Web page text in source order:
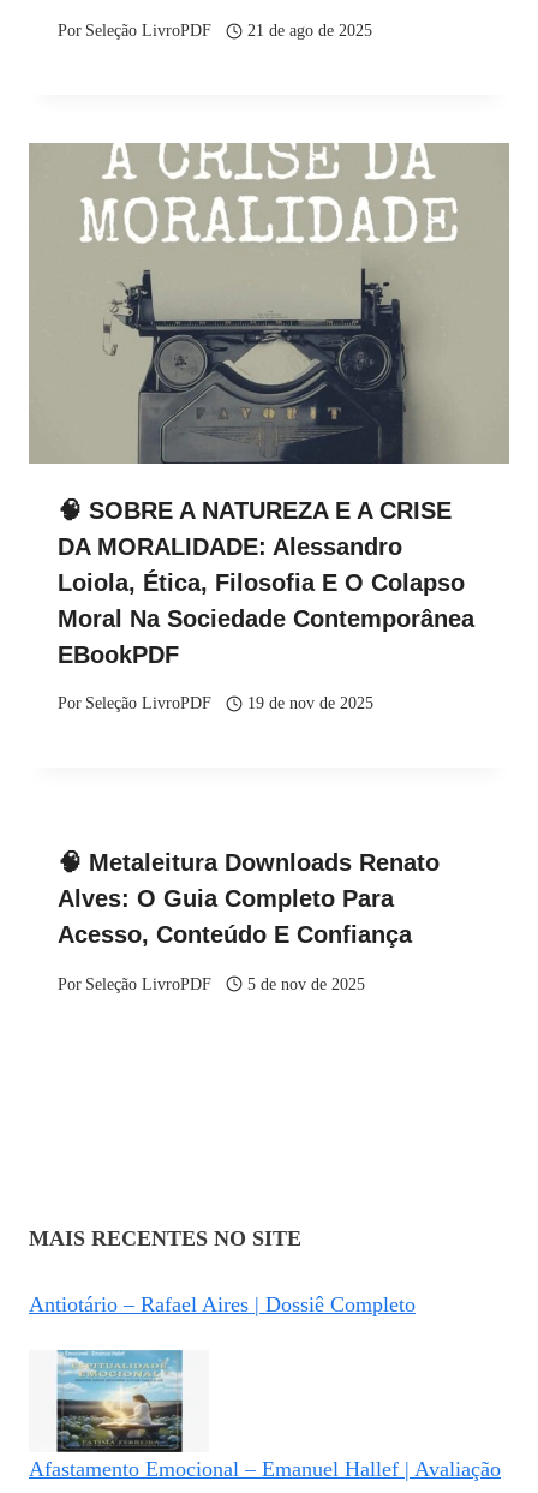
Por Seleção LivroPDF 21 de ago de 2025
🧠 SOBRE A NATUREZA E A CRISE
DA MORALIDADE: Alessandro
Loiola, Ética, Filosofia E O Colapso
Moral Na Sociedade Contemporânea
EBookPDF
Por Seleção LivroPDF 19 de nov de 2025
🧠 Metaleitura Downloads Renato
Alves: O Guia Completo Para
Acesso, Conteúdo E Confiança
Por Seleção LivroPDF 5 de nov de 2025
MAIS RECENTES NO SITE
Antiotário – Rafael Aires | Dossiê Completo
Afastamento Emocional – Emanuel Hallef | Avaliação